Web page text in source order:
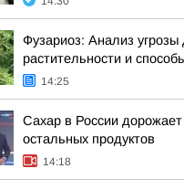
Фузариоз: Анализ угрозы
растительности и
14:25
Сахар в России
остальных продуктов
14:18